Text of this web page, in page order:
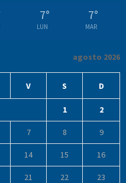
7°
LUN
7°
MAR
agosto 2026
V S D
1 2
7 8 9
14 15 16
21 22 23